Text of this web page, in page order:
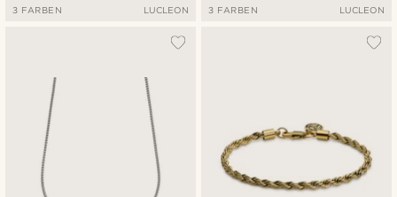
3 FARBEN LUCLEON 3 FARBEN LUCLEON